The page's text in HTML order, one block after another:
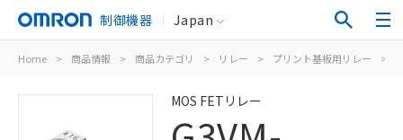
制御機器 Japan
Home > 商品情報 > 商品カテゴリ > リレー > プリント基板用リレー >
MOS FETリレー